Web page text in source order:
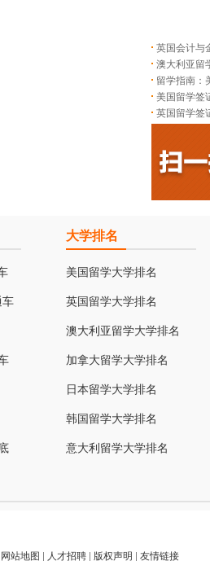
英国会计与
澳大利亚留
留学指南：
美国留学签
英国留学签
车
大学排名
美国留学大学排名
英国留学大学排名
澳大利亚留学大学排名
加拿大留学大学排名
日本留学大学排名
韩国留学大学排名
意大利留学大学排名
网站地图 | 人才招聘| 版权声明 | 友情链接